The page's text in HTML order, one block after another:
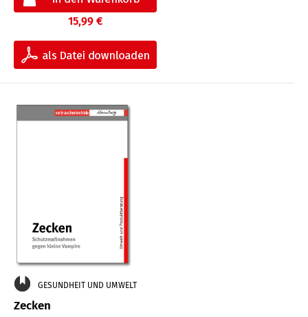
15,99 €
GESUNDHEIT UND UMWELT
Zecken